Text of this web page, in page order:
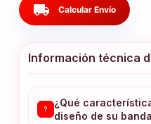
local_shipping Calcular Envío
Información técnica
?
¿Qué
diseño de su